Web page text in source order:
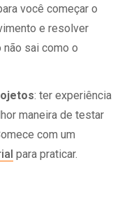
você começar o
e resolver
sai como o
: ter experiência
maneira de testar
com um
para praticar.